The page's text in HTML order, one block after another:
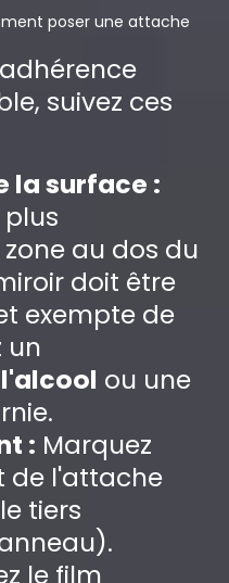
poser une attache
suivez ces
la surface :
au dos du
doit être
exempte de
un
ou une
: Marquez
de l'attache
tiers
le film